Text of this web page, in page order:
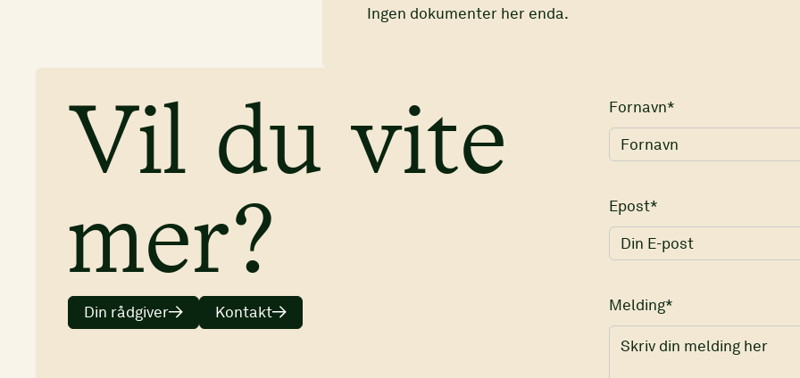
Ingen dokumenter her enda.
Vil du vite
mer?
Din rådgiver Kontakt
Fornavn*
Epost*
Melding*